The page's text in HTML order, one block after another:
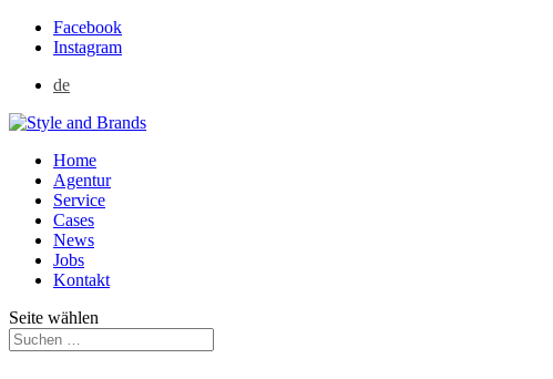
Facebook
Instagram
de
Home
Agentur
Service
Cases
News
Jobs
Kontakt
Seite wählen